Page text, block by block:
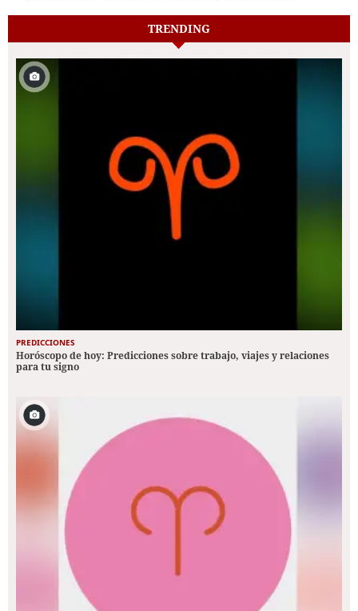
TRENDING
PREDICCIONES
Horóscopo de hoy: Predicciones sobre trabajo, viajes y relaciones
para tu signo